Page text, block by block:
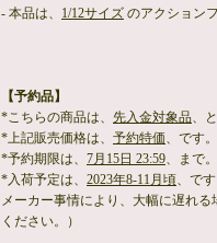
- 本品は、 1/12サイズ のアクション
【予約品】
*こちらの商品は、 先入金対象品、
*上記販売価格は、 予約特価、です。
*予約期限は、 7月15日 23:59、まで。
*入荷予定は、 2023年8-11月頃、で
メーカー事情により、大幅に遅れ
ください。）